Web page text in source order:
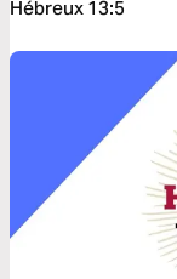
Hébreux 13:5